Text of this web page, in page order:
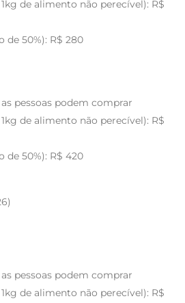
de alimento não perecível): R$
de 50%): R$ 280
pessoas podem comprar
de alimento não perecível): R$
de 50%): R$ 420
pessoas podem comprar
de alimento não perecível): R$